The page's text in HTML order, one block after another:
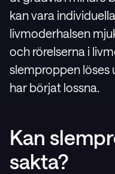
kan vara
livmoderhalsen
och rörelserna i
slemproppen löses
har börjat lossna.
Kan
sakta?